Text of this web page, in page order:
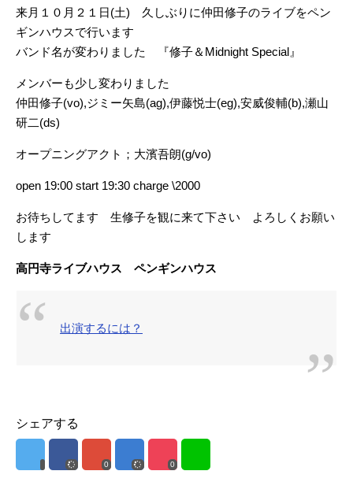
来月１０月２１日(土) 久しぶりに仲田修子のライブをペン
ギンハウスで行います
バンド名が変わりました 『修子＆Midnight Special』
メンバーも少し変わりました
仲田修子(vo),ジミー矢島(ag),伊藤悦士(eg),安威俊輔(b),瀬山
研二(ds)
オープニングアクト；大濱吾朗(g/vo)
open 19:00 start 19:30 charge \2000
お待ちしてます 生修子を観に来て下さい よろしくお願い
します
高円寺ライブハウス ペンギンハウス
出演するには？
シェアする
0 0